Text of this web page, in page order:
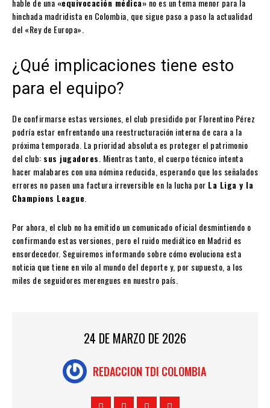
hinchada madridista en Colombia, que sigue paso a paso la actualidad
del «Rey de Europa».
¿Qué implicaciones tiene esto
para el equipo?
De confirmarse estas versiones, el club presidido por Florentino Pérez
podría estar enfrentando una reestructuración interna de cara a la
próxima temporada. La prioridad absoluta es proteger el patrimonio
del club: sus jugadores . Mientras tanto, el cuerpo técnico intenta
hacer malabares con una nómina reducida, esperando que los señalados
errores no pasen una factura irreversible en la lucha por La Liga y la
Champions League
Por ahora, el club no ha emitido un comunicado oficial desmintiendo o
confirmando estas versiones, pero el ruido mediático en Madrid es
ensordecedor. Seguiremos informando sobre cómo evoluciona esta
noticia que tiene en vilo al mundo del deporte y, por supuesto, a los
miles de seguidores merengues en nuestro país.
24 DE MARZO DE 2026
REDACCION TDI COLOMBIA